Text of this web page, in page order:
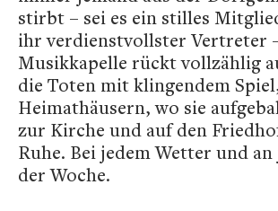
stirbt – sei es ein stilles
ihr verdienstvollster Vertreter
Musikkapelle rückt vollzählig
die Toten mit klingendem
Heimathäusern, wo sie
zur Kirche und auf den
Ruhe. Bei jedem Wetter und an
der Woche.